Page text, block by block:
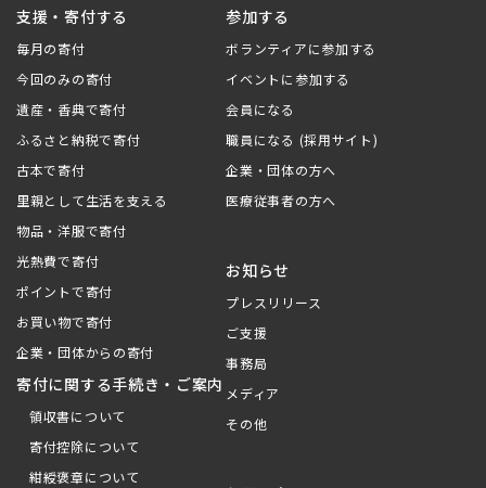
支援・寄付する
毎月の寄付
今回のみの寄付
遺産・香典で寄付
ふるさと納税で寄付
古本で寄付
里親として生活を支える
物品・洋服で寄付
光熱費で寄付
ポイントで寄付
お買い物で寄付
企業・団体からの寄付
寄付に関する手続き・ご案内
領収書について
寄付控除について
紺綬褒章について
参加する
ボランティアに参加する
イベントに参加する
会員になる
職員になる (採用サイト)
企業・団体の方へ
医療従事者の方へ
お知らせ
プレスリリース
ご支援
事務局
メディア
その他